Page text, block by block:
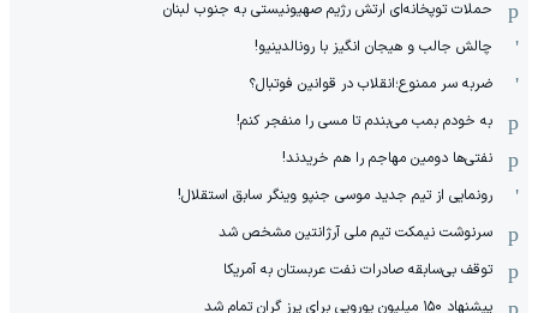
حملات توپخانه‌ای ارتش رژیم صهیونیستی به جنوب لبنان
چالش جالب و هیجان انگیز با رونالدینیو!
ضربه سر ممنوع؛انقلاب در قوانین فوتبال؟
به خودم بمب می‌بندم تا مسی را منفجر کنم!
نفتی‌ها دومین مهاجم را هم خریدند!
رونمایی از تیم جدید موسی جنپو وینگر سابق استقلال!
سرنوشت نیمکت تیم ملی آرژانتین مشخص شد
توقف بی‌سابقه صادرات نفت عربستان به آمریکا
پیشنهاد ۱۵۰ میلیون یورویی برای پرز گران تمام شد